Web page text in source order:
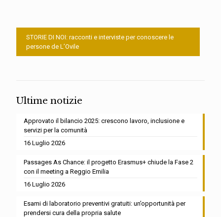
STORIE DI NOI: racconti e interviste per conoscere le
persone de L’Ovile
Ultime notizie
Approvato il bilancio 2025: crescono lavoro, inclusione e
servizi per la comunità
16 Luglio 2026
Passages As Chance: il progetto Erasmus+ chiude la Fase 2
con il meeting a Reggio Emilia
16 Luglio 2026
Esami di laboratorio preventivi gratuiti: un’opportunità per
prendersi cura della propria salute